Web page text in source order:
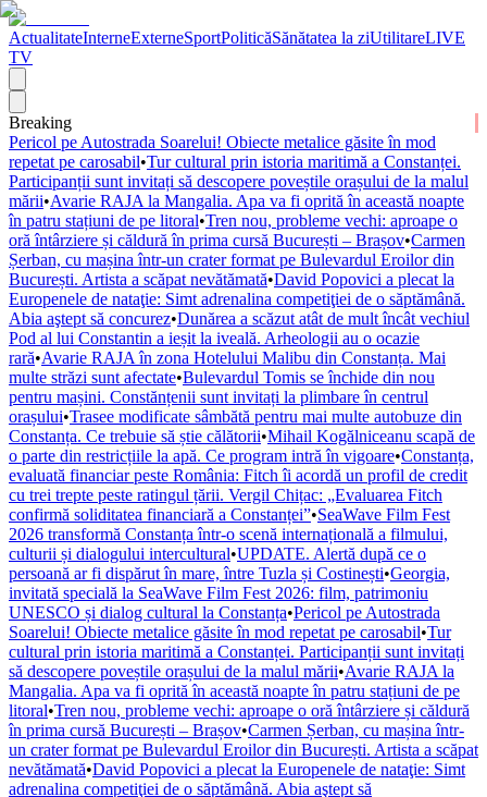
ActualitateInterneExterneSportPoliticăSănătatea la ziUtilitareLIVE
TV
Breaking
Pericol pe Autostrada Soarelui! Obiecte metalice găsite în mod
repetat pe carosabil•Tur cultural prin istoria maritimă a Constanței.
Participanții sunt invitați să descopere poveștile orașului de la malul
mării•Avarie RAJA la Mangalia. Apa va fi oprită în această noapte
în patru stațiuni de pe litoral•Tren nou, probleme vechi: aproape o
oră întârziere și căldură în prima cursă București – Brașov•Carmen
Șerban, cu mașina într-un crater format pe Bulevardul Eroilor din
București. Artista a scăpat nevătămată•David Popovici a plecat la
Europenele de nataţie: Simt adrenalina competiţiei de o săptămână.
Abia aştept să concurez•Dunărea a scăzut atât de mult încât vechiul
Pod al lui Constantin a ieșit la iveală. Arheologii au o ocazie
rară•Avarie RAJA în zona Hotelului Malibu din Constanța. Mai
multe străzi sunt afectate•Bulevardul Tomis se închide din nou
pentru mașini. Constănțenii sunt invitați la plimbare în centrul
orașului•Trasee modificate sâmbătă pentru mai multe autobuze din
Constanța. Ce trebuie să știe călătorii•Mihail Kogălniceanu scapă de
o parte din restricțiile la apă. Ce program intră în vigoare•Constanța,
evaluată financiar peste România: Fitch îi acordă un profil de credit
cu trei trepte peste ratingul țării. Vergil Chițac: „Evaluarea Fitch
confirmă soliditatea financiară a Constanței”•SeaWave Film Fest
2026 transformă Constanța într-o scenă internațională a filmului,
culturii și dialogului intercultural•UPDATE. Alertă după ce o
persoană ar fi dispărut în mare, între Tuzla și Costinești•Georgia,
invitată specială la SeaWave Film Fest 2026: film, patrimoniu
UNESCO și dialog cultural la Constanța•Pericol pe Autostrada
Soarelui! Obiecte metalice găsite în mod repetat pe carosabil•Tur
cultural prin istoria maritimă a Constanței. Participanții sunt invitați
să descopere poveștile orașului de la malul mării•Avarie RAJA la
Mangalia. Apa va fi oprită în această noapte în patru stațiuni de pe
litoral•Tren nou, probleme vechi: aproape o oră întârziere și căldură
în prima cursă București – Brașov•Carmen Șerban, cu mașina într-
un crater format pe Bulevardul Eroilor din București. Artista a scăpat
nevătămată•David Popovici a plecat la Europenele de nataţie: Simt
adrenalina competiţiei de o săptămână. Abia aştept să